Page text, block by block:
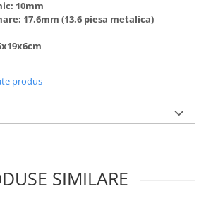
10mm
17.6mm (13.6 piesa metalica)
produs
SIMILARE